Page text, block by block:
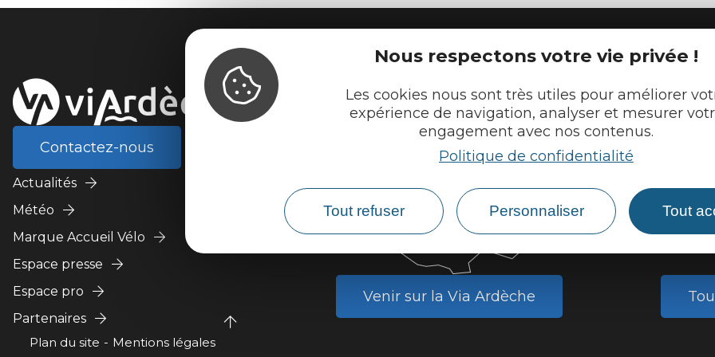
Nous respectons votre vie privée !
Les cookies nous sont très utiles pour améliorer
expérience de navigation, analyser et mesurer
engagement avec nos contenus.
Politique de confidentialité
Tout refuser Personnaliser Tout
Contactez-nous
Actualités
Météo
Marque Accueil Vélo
Espace presse
Espace pro
Partenaires
Venir sur la Via Ardèche
Existe
Peut-
Peut-
Le
Plan du site Mentions légales